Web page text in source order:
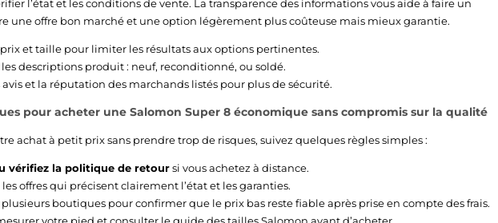
l’état et les conditions de vente. La transparence des informations vous aide à faire un
une offre bon marché et une option légèrement plus coûteuse mais mieux garantie.
et taille pour limiter les résultats aux options pertinentes.
descriptions produit : neuf, reconditionné, ou soldé.
avis et la réputation des marchands listés pour plus de sécurité.
pour acheter une Salomon Super 8 économique sans compromis sur la qualité
achat à petit prix sans prendre trop de risques, suivez quelques règles simples :
vérifiez la politique de retoursi vous achetez à distance.
offres qui précisent clairement l’état et les garanties.
boutiques pour confirmer que le prix bas reste fiable après prise en compte des frais.
votre pied et consulter le guide des tailles Salomon avant d’acheter.